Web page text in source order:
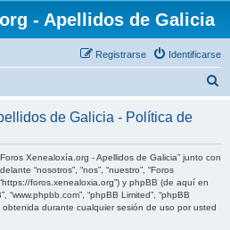
- Apellidos de Galicia
Identificarse
Registrarse
c
de Galicia - Política de
Xenealoxía.org - Apellidos de Galicia” junto con
“nosotros”, “nos”, “nuestro”, “Foros
foros.xenealoxia.org”) y phpBB (de aquí en
“www.phpbb.com”, “phpBB Limited”, “phpBB
obtenida durante cualquier sesión de uso por usted